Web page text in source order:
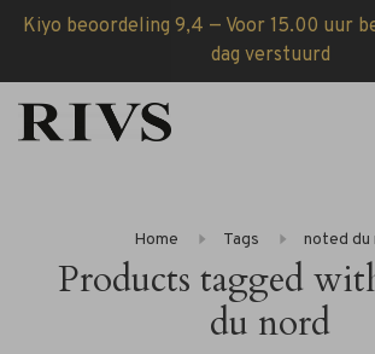
Kiyo beoordeling 9,4 — Voor 15.00 uur
dag verstuurd
Home Tags noted du
Products tagged
du nord